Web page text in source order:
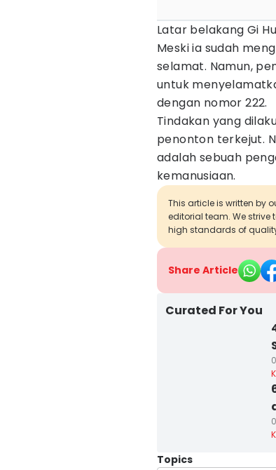
Latar belakang Gi
Meski ia sudah
selamat. Namun,
untuk
dengan nomor 222.
Tindakan yang
penonton terkejut.
adalah sebuah
kemanusiaan.
This article is written by
editorial team. We
high standards of
Share Article
Curated For You
Topics